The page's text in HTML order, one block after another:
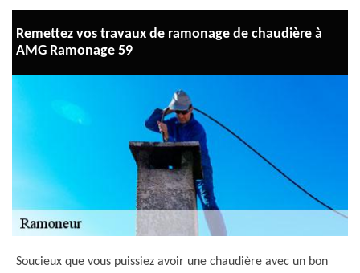
Remettez vos travaux de ramonage de chaudière à
AMG Ramonage 59
Soucieux que vous puissiez avoir une chaudière avec un bon